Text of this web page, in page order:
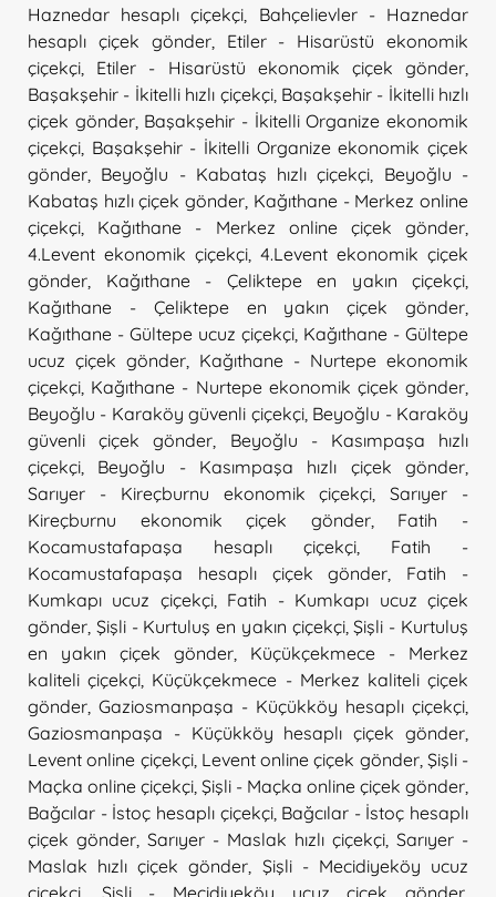
Haznedar hesaplı çiçekçi
Bahçelievler - Haznedar
hesaplı çiçek gönder, Etiler - Hisarüstü ekonomik
çiçekçi
Etiler - Hisarüstü ekonomik çiçek gönder
Başakşehir - İkitelli hızlı çiçekçi, Başakşehir - İkitelli hızlı
çiçek gönder, Başakşehir - İkitelli Organize ekonomik
çiçekçi Başakşehir - İkitelli Organize ekonomik çiçek
gönder
Beyoğlu - Kabataş hızlı çiçekçi
Beyoğlu -
Kabataş hızlı çiçek gönder Kağıthane - Merkez online
çiçekçi
Kağıthane - Merkez online çiçek gönder
4.Levent ekonomik çiçekçi 4.Levent ekonomik çiçek
gönder
Kağıthane - Çeliktepe en yakın çiçekçi
Kağıthane - Çeliktepe en yakın çiçek gönder
Kağıthane - Gültepe ucuz çiçekçi Kağıthane - Gültepe
ucuz çiçek gönder
Kağıthane - Nurtepe ekonomik
çiçekçi Kağıthane - Nurtepe ekonomik çiçek gönder
Beyoğlu - Karaköy güvenli çiçekçi, Beyoğlu - Karaköy
güvenli çiçek gönder
Beyoğlu - Kasımpaşa hızlı
çiçekçi
Beyoğlu - Kasımpaşa hızlı çiçek gönder
Sarıyer - Kireçburnu ekonomik çiçekçi ,Sarıyer -
Kireçburnu ekonomik çiçek gönder, Fatih -
Kocamustafapaşa hesaplı çiçekçi
Fatih -
Kocamustafapaşa hesaplı çiçek gönder
Fatih -
Kumkapı ucuz çiçekçi, Fatih - Kumkapı ucuz çiçek
gönder Şişli - Kurtuluş en yakın çiçekçi,Şişli - Kurtuluş
en yakın çiçek gönder
Küçükçekmece - Merkez
kaliteli çiçekçi Küçükçekmece - Merkez kaliteli çiçek
gönder Gaziosmanpaşa - Küçükköy hesaplı çiçekçi
Gaziosmanpaşa - Küçükköy hesaplı çiçek gönder
Levent online çiçekçi, Levent online çiçek gönder, Şişli -
Maçka online çiçekçi Şişli - Maçka online çiçek gönder
Bağcılar - İstoç hesaplı çiçekçi, Bağcılar - İstoç hesaplı
çiçek gönder Sarıyer - Maslak hızlı çiçekçi Sarıyer -
Maslak hızlı çiçek gönder
Şişli - Mecidiyeköy ucuz
çiçekçi
Şişli - Mecidiyeköy ucuz çiçek gönder